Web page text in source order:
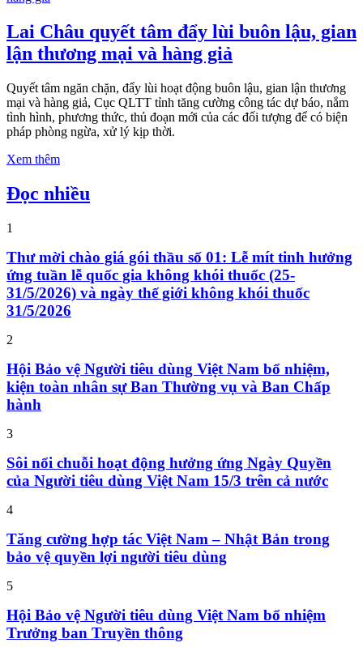
Lai Châu quyết tâm đẩy lùi buôn lậu, gian
lận thương mại và hàng giả
Quyết tâm ngăn chặn, đẩy lùi hoạt động buôn lậu, gian lận thương
mại và hàng giả, Cục QLTT tỉnh tăng cường công tác dự báo, nắm
tình hình, phương thức, thủ đoạn mới của các đối tượng để có biện
pháp phòng ngừa, xử lý kịp thời.
Xem thêm
Đọc nhiều
1
Thư mời chào giá gói thầu số 01: Lễ mít tinh hưởng
ứng tuần lễ quốc gia không khói thuốc (25-
31/5/2026) và ngày thế giới không khói thuốc
31/5/2026
2
Hội Bảo vệ Người tiêu dùng Việt Nam bổ nhiệm,
kiện toàn nhân sự Ban Thường vụ và Ban Chấp
hành
3
Sôi nổi chuỗi hoạt động hưởng ứng Ngày Quyền
của Người tiêu dùng Việt Nam 15/3 trên cả nước
4
Tăng cường hợp tác Việt Nam – Nhật Bản trong
bảo vệ quyền lợi người tiêu dùng
5
Hội Bảo vệ Người tiêu dùng Việt Nam bổ nhiệm
Trưởng ban Truyền thông